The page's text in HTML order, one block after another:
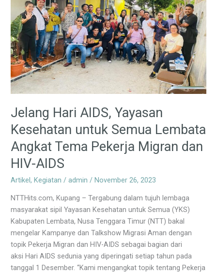
Jelang Hari AIDS, Yayasan
Kesehatan untuk Semua Lembata
Angkat Tema Pekerja Migran dan
HIV-AIDS
Artikel,Kegiatan /admin /November 26, 2023
NTTHits.com, Kupang – Tergabung dalam tujuh lembaga
masyarakat sipil Yayasan Kesehatan untuk Semua (YKS)
Kabupaten Lembata, Nusa Tenggara Timur (NTT) bakal
mengelar Kampanye dan Talkshow Migrasi Aman dengan
topik Pekerja Migran dan HIV-AIDS sebagai bagian dari
aksi Hari AIDS sedunia yang diperingati setiap tahun pada
tanggal 1 Desember. “Kami mengangkat topik tentang Pekerja
untuk
Semua
Lembata
Angkat
Tema
Pekerja
Migran
dan
AIDS